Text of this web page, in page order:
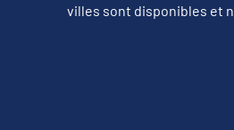
villes sont disponibles et